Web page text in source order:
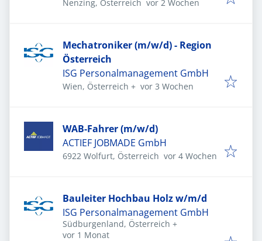
Nenzing, Österreich vor 2 Wochen
Mechatroniker (m/w/d) - Region
Österreich
ISG Personalmanagement GmbH
Wien, Österreich + Veröffentlicht:
vor 3 Wochen
WAB-Fahrer (m/w/d)
ACTIEF JOBMADE GmbH
6922 Wolfurt, Österreich Veröffentlicht:
vor 4 Wochen
Bauleiter Hochbau Holz w/m/d
ISG Personalmanagement GmbH
Südburgenland, Österreich +
Veröffentlicht
vor 1 Monat